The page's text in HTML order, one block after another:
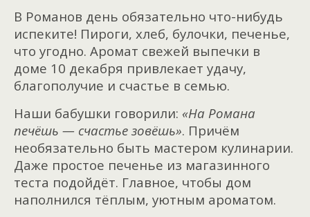
В Романов день обязательно что-нибудь
испеките! Пироги, хлеб, булочки, печенье,
что угодно. Аромат свежей выпечки в
доме 10 декабря привлекает удачу,
благополучие и счастье в семью.
Наши бабушки говорили: «На Романа
печёшь — счастье зовёшь». Причём
необязательно быть мастером кулинарии.
Даже простое печенье из магазинного
теста подойдёт. Главное, чтобы дом
наполнился тёплым, уютным ароматом.